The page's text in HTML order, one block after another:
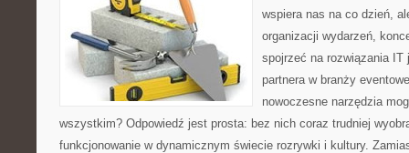
wspiera nas na co dzień,
organizacji wydarzeń,
spojrzeć na rozwiązania IT
partnera w branży
nowoczesne narzędzia
wszystkim? Odpowiedź jest prosta: bez nich coraz trudniej
funkcjonowanie w dynamicznym świecie rozrywki i kultury.